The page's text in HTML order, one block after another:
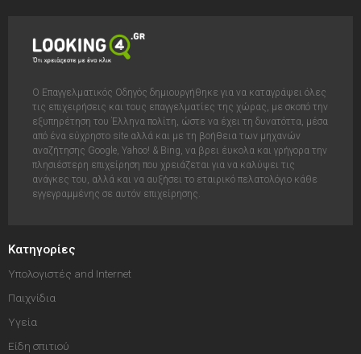
Ο Επαγγελματικός Οδηγός δημιουργήθηκε για να καταγράψει όλες
τις επιχειρήσεις και τους επαγγελματίες της χώρας, με σκοπό την
εξυπηρέτηση του Έλληνα πολίτη, ώστε να έχει τη δυνατόττα, μέσα
από ένα εύχρηστο site αλλά και με τη βοήθεια των μηχανών
αναζήτησης Google, Yahoo! & Bing, να βρει έυκολα και γρήγορα την
πλησιέστερη επιχείρηση που χρειάζεται για να καλύψει τις
ανάγκες του, αλλά και να αυξήσει το εταιρικό πελατολόγιο κάθε
εγγεγραμμένης σε αυτόν επιχείρησης.
Κατηγορίες
Υπολογιστές and Internet
Παιχνίδια
Υγεία
Είδη σπιτιού